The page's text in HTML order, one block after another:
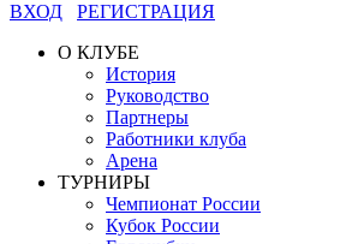
ВХОД
РЕГИСТРАЦИЯ
О КЛУБЕ
История
Руководство
Партнеры
Работники клуба
Арена
ТУРНИРЫ
Чемпионат России
Кубок России